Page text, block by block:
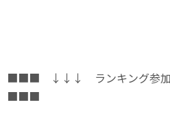
■■■ ↓↓↓ ランキング参
■■■